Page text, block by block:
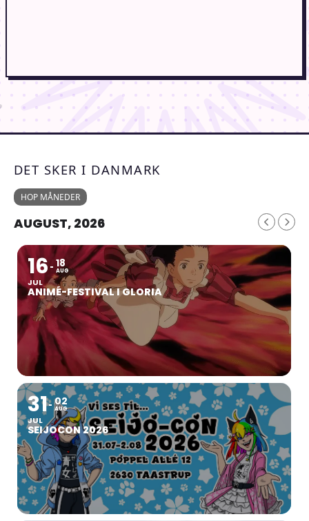
DET SKER I DANMARK
HOP MÅNEDER
AUGUST, 2026
16
JUL
18
AUG
ANIMÉ-FESTIVAL I GLORIA
31
JUL
02
AUG
SEIJOCON 2026